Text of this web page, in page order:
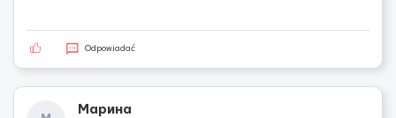
Odpowiadać
Марина